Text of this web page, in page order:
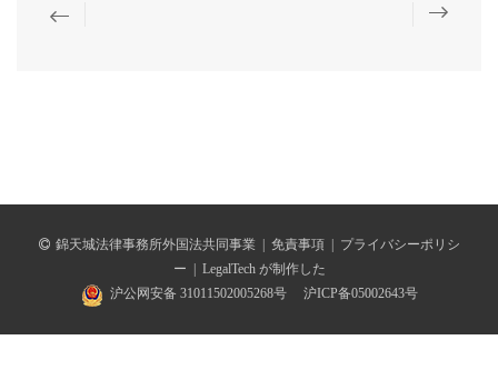
錦天城法律事務所外国法共同事業 免責事項
プライバシーポリシ
ー
LegalTech が制作した
沪公网安备 31011502005268号
沪ICP备05002643号